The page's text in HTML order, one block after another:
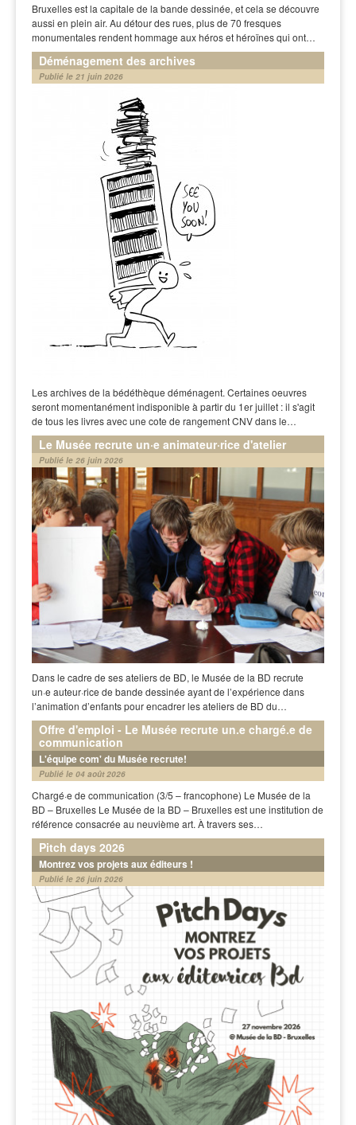
Bruxelles est la capitale de la bande dessinée, et cela se découvre
aussi en plein air. Au détour des rues, plus de 70 fresques
monumentales rendent hommage aux héros et héroïnes qui ont…
Déménagement des archives
Publié le 21 juin 2026
Les archives de la bédéthèque déménagent. Certaines oeuvres
seront momentanément indisponible à partir du 1er juillet : il s'agit
de tous les livres avec une cote de rangement CNV dans le…
Le Musée recrute un·e animateur·rice d'atelier
Publié le 26 juin 2026
Dans le cadre de ses ateliers de BD, le Musée de la BD recrute
un·e auteur·rice de bande dessinée ayant de l’expérience dans
l’animation d’enfants pour encadrer les ateliers de BD du…
Offre d'emploi - Le Musée recrute un.e chargé.e de
communication
L'équipe com' du Musée recrute!
Publié le 04 août 2026
Chargé·e de communication (3/5 – francophone) Le Musée de la
BD – Bruxelles Le Musée de la BD – Bruxelles est une institution de
référence consacrée au neuvième art. À travers ses…
Pitch days 2026
Montrez vos projets aux éditeurs !
Publié le 26 juin 2026